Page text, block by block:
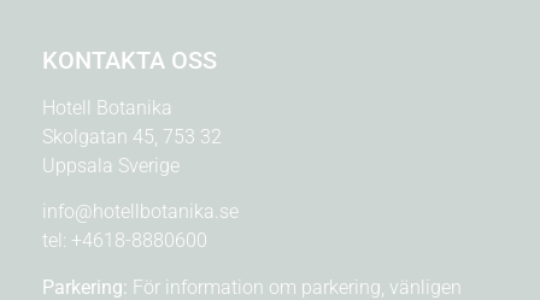
KONTAKTA OSS
Hotell Botanika
Skolgatan 45, 753 32
Uppsala Sverige
info@hotellbotanika.se
tel: +4618-8880600
Parkering: För information om parkering, vänligen